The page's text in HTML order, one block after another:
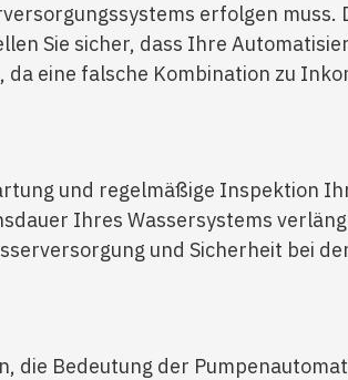
erfolgen muss.
Sie sicher, dass Ihre
eine falsche Kombination zu
und regelmäßige Inspektion
Ihres Wassersystems
und Sicherheit bei
Bedeutung der